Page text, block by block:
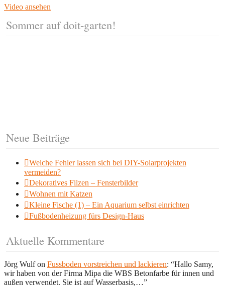
Video ansehen
Sommer auf doit-garten!
Neue Beiträge
Welche Fehler lassen sich bei DIY-Solarprojekten
vermeiden?
Dekoratives Filzen – Fensterbilder
Wohnen mit Katzen
Kleine Fische (1) – Ein Aquarium selbst einrichten
Fußbodenheizung fürs Design-Haus
Aktuelle Kommentare
Jörg Wulfon Fussboden vorstreichen und lackieren: “Hallo Samy,
wir haben von der Firma Mipa die WBS Betonfarbe für innen und
außen verwendet. Sie ist auf Wasserbasis,…”